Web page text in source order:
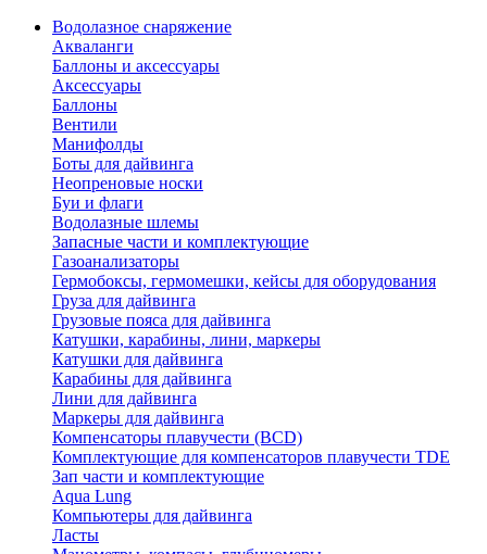
Водолазное снаряжение
Акваланги
Баллоны и аксессуары
Аксессуары
Баллоны
Вентили
Манифолды
Боты для дайвинга
Неопреновые носки
Буи и флаги
Водолазные шлемы
Запасные части и комплектующие
Газоанализаторы
Гермобоксы, гермомешки, кейсы для оборудования
Груза для дайвинга
Грузовые пояса для дайвинга
Катушки, карабины, лини, маркеры
Катушки для дайвинга
Карабины для дайвинга
Лини для дайвинга
Маркеры для дайвинга
Компенсаторы плавучести (BCD)
Комплектующие для компенсаторов плавучести TDE
Зап части и комплектующие
Aqua Lung
Компьютеры для дайвинга
Ласты